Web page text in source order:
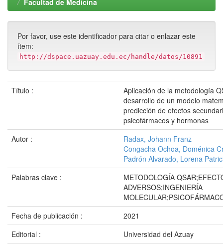
Facultad de Medicina
Por favor, use este identificador para citar o enlazar este
ítem:
http://dspace.uazuay.edu.ec/handle/datos/10891
Título :
Aplicación de la metodología
desarrollo de un modelo
predicción de efectos
psicofármacos y hormonas
Autor :
Radax, Johann Franz
Congacha Ochoa, Doménica
Padrón Alvarado, Lorena
Palabras clave :
METODOLOGÍA
ADVERSOS;INGENIERÍA
Fecha de publicación :
2021
Editorial :
Universidad del Azuay